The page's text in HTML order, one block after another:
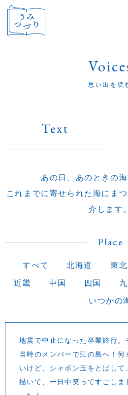
思い出を読
Text
あの日、あのときの海
これまでに寄せられた海にま
介します。
Place
すべて 北海道 東北
近畿
中国 四国
いつかの
地震で中止になった卒業旅行。
当時のメンバーで江の島へ！何
いけど、シャボン玉をとばして
描いて、一日中笑ってすごし